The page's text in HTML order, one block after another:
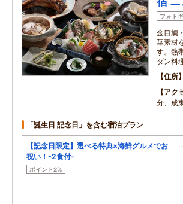
フォト
金目鯛
華素材
す。熱
ダン料
住所
アク
分、成
「誕生日 記念日」を含む宿泊プラン
【記念日限定】選べる特典×海鮮グルメでお
祝い！-2食付-
ポイント2%